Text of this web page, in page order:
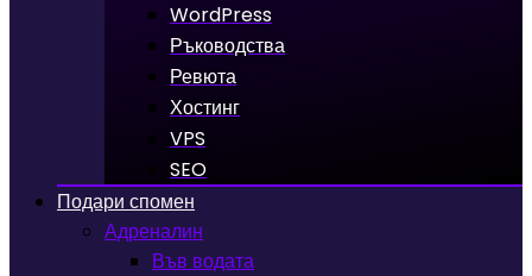
WordPress
Ръководства
Ревюта
Хостинг
VPS
SEO
Подари спомен
Адреналин
Във водата